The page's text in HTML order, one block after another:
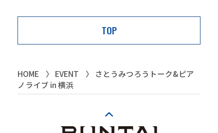
TOP
HOME EVENT
さとうみつろうトーク&ピア
ノライブ in 横浜